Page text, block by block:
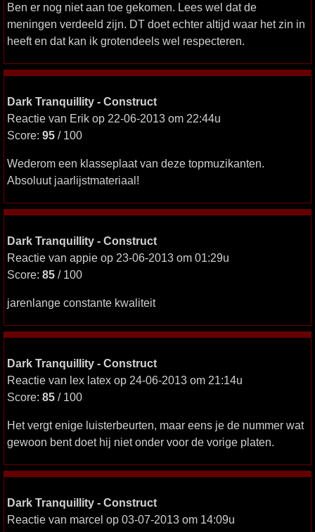
Ben er nog niet aan toe gekomen. Lees wel dat de
meningen verdeeld zijn. DT doet echter altijd waar het zin in
heeft en dat kan ik grotendeels wel respecteren.
Dark Tranquillity - Construct
Reactie van Erik op 22-06-2013 om 22:44u
Score: 95 / 100
Wederom een klasseplaat van deze topmuzikanten.
Absoluut jaarlijstmateriaal!
Dark Tranquillity - Construct
Reactie van appie op 23-06-2013 om 01:29u
Score: 85 / 100
jarenlange constante kwaliteit
Dark Tranquillity - Construct
Reactie van lex latex op 24-06-2013 om 21:14u
Score: 85 / 100
Het vergt enige luisterbeurten, maar eens je de nummer wat
gewoon bent doet hij niet onder voor de vorige platen.
Dark Tranquillity - Construct
Reactie van marcel op 03-07-2013 om 14:09u